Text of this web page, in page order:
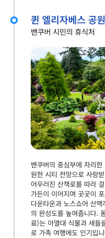
퀸 엘리자베스 공원
밴쿠버 시민의 휴식처
밴쿠버의 중심부에 자리
원한 시티 전망으로 사랑
어우러진 산책로를 따라
가든이 이어지며 곳곳이
다운타운과 노스쇼어 산
의 완성도를 높여줍니다.
료)는 아열대 식물과 새들
로 가족 여행에도 인기입